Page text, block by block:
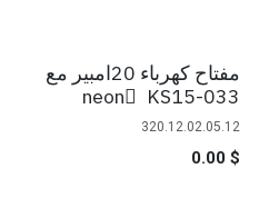
مفتاح كهرباء 20امبير مع
neon ٌ KS15-033
320.12.02.05.12
$
0.00